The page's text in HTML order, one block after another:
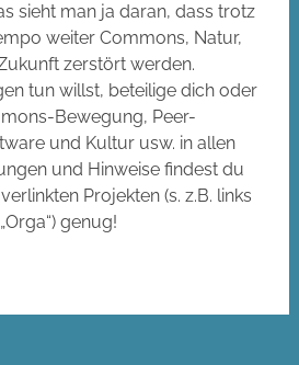
sieht man ja daran, dass trotz
weiter Commons, Natur,
zerstört werden.
tun willst, beteilige dich oder
Bewegung, Peer-
und Kultur usw. in allen
und Hinweise findest du
Projekten (s. z.B. links
genug!